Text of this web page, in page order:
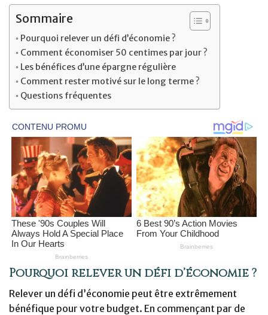
Sommaire
Pourquoi relever un défi d’économie ?
Comment économiser 50 centimes par jour ?
Les bénéfices d’une épargne régulière
Comment rester motivé sur le long terme ?
Questions fréquentes
Pourquoi relever un défi d’économie ?
Relever un défi d’économie peut être extrêmement
bénéfique pour votre budget. En commençant par de